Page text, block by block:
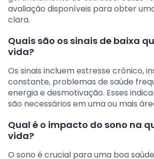
avaliação disponíveis para obter
clara.
Quais são os sinais de baixa
vida?
Os sinais incluem estresse crônico,
constante, problemas de saúde
energia e desmotivação. Esses
são necessários em uma ou mais
Qual é o impacto do sono na
vida?
O sono é crucial para uma boa